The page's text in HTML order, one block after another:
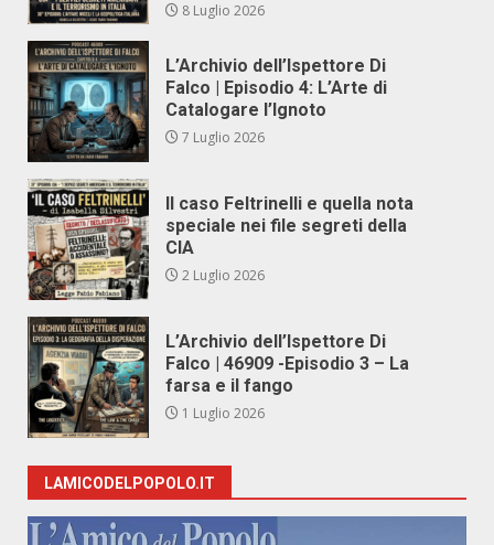
8 Luglio 2026
L’Archivio dell’Ispettore Di
Falco | Episodio 4: L’Arte di
Catalogare l’Ignoto
7 Luglio 2026
Il caso Feltrinelli e quella nota
speciale nei file segreti della
CIA
2 Luglio 2026
L’Archivio dell’Ispettore Di
Falco | 46909 -Episodio 3 – La
farsa e il fango
1 Luglio 2026
LAMICODELPOPOLO.IT